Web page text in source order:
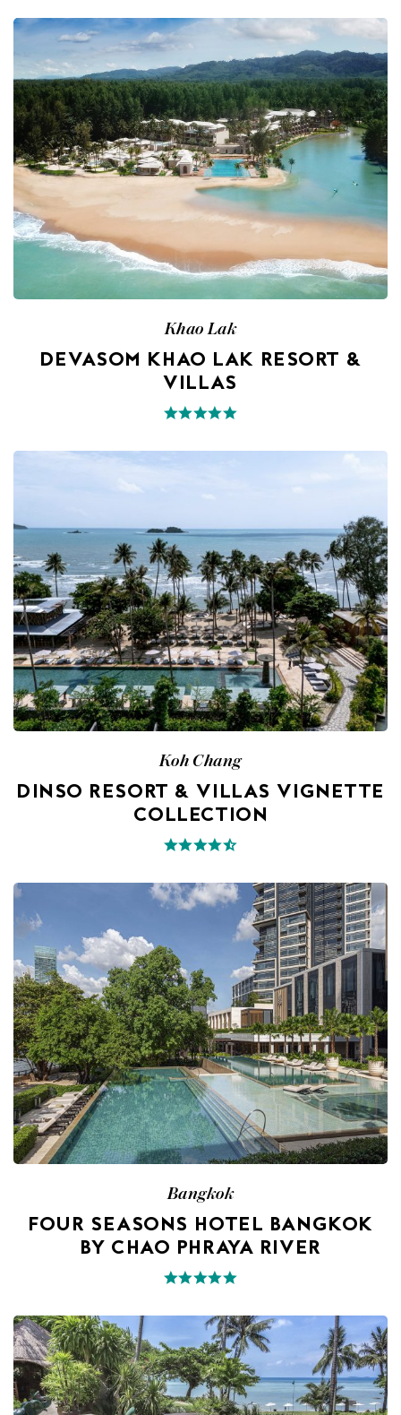
Khao Lak
DEVASOM KHAO LAK RESORT &
VILLAS
Koh Chang
DINSO RESORT & VILLAS VIGNETTE
COLLECTION
Bangkok
FOUR SEASONS HOTEL BANGKOK
BY CHAO PHRAYA RIVER